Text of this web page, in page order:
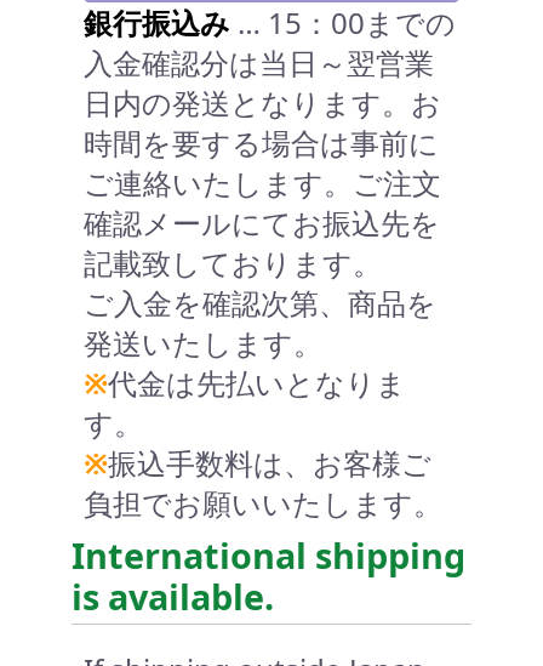
銀行振込み … 15：00までの
入金確認分は当日～翌営業
日内の発送となります。お
時間を要する場合は事前に
ご連絡いたします。ご注文
確認メールにてお振込先を
記載致しております。
ご入金を確認次第、商品を
発送いたします。
※代金は先払いとなりま
す。
※振込手数料は、お客様ご
負担でお願いいたします。
International shipping
is available.